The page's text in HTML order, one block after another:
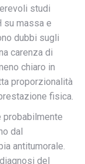
studi
su massa e
dubbi sugli
carenza di
chiaro in
proporzionalità
fisica.
probabilmente
dal
antitumorale.
del